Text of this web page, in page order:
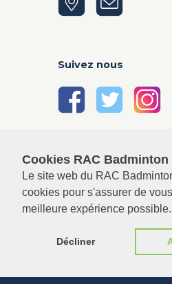
Cookies RAC Badminton
Le site web du RAC
cookies pour s'assurer de
meilleure expérience possible.
Décliner
Suivez nous